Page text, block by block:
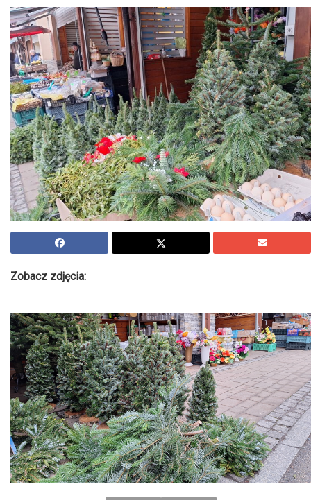
Zobacz zdjęcia: